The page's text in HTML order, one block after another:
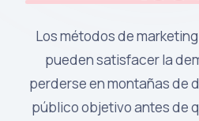
Los métodos de
pueden satisfacer la
perderse en montañas de
público objetivo antes de